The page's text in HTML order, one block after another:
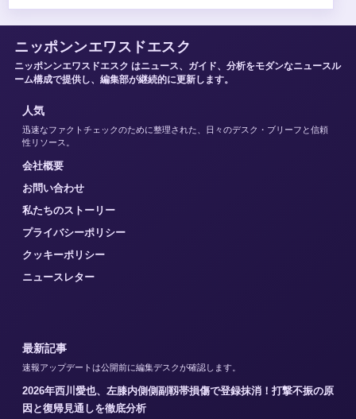
ニッポンンエワスドエスク
ニッポンンエワスドエスク はニュース、ガイド、分析をモダンなニュースル
ーム構成で提供し、編集部が継続的に更新します。
人気
迅速なファクトチェックのために整理された、日々のデスク・ブリーフと信頼
性リソース。
会社概要
お問い合わせ
私たちのストーリー
プライバシーポリシー
クッキーポリシー
ニュースレター
最新記事
速報アップデートは公開前に編集デスクが確認します。
2026年西川愛也、左膝内側側副靱帯損傷で登録抹消！打撃不振の原
因と復帰見通しを徹底分析